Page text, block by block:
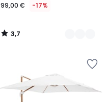
99,00 € -17%
3,7
/